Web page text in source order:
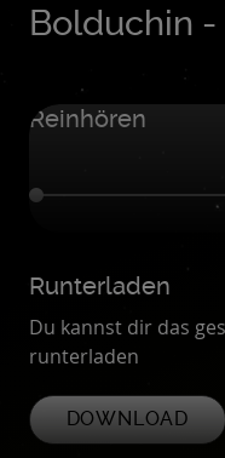
Bolduchin -
Reinhören
Runterladen
Du kannst dir das
runterladen
DOWNLOAD